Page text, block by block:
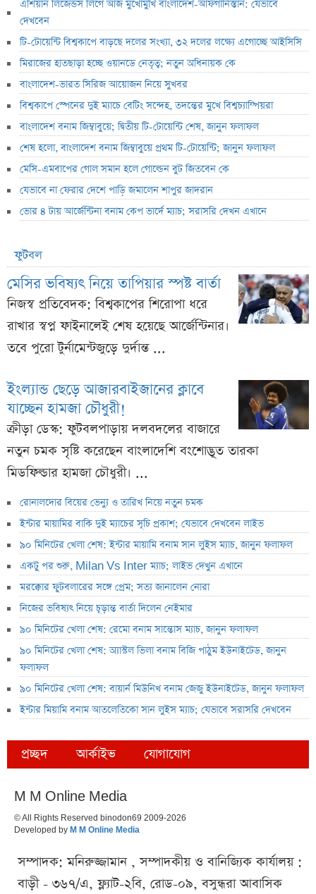
এশিয়ান লিজেন্ডস লিগে আজ মুখোমুখি বাংলাদেশ-আফগানিস্তান: যেভাবে
দেখবেন
টি-টোয়েন্টি বিশ্বকাপে বাড়ছে দলের সংখ্যা, ৩২ দলের লক্ষ্যে এগোচ্ছে আইসিসি
মিরাজের হাতছাড়া হচ্ছে ওয়ানডে নেতৃত্ব; নতুন অধিনায়ক কে
বাংলাদেশ-ভারত সিরিজ আয়োজন নিয়ে সুখবর
বিশ্বকাপে স্পেনের দুই ম্যাচে বেটিং সন্দেহ, তদন্তের মুখে বিশ্বচ্যাম্পিয়রা
বাংলাদেশ বনাম জিম্বাবুয়ে; দ্বিতীয় টি-টোয়েন্টি শেষ, জানুন ফলাফল
শেষ হলো, বাংলাদেশ বনাম জিম্বাবুয়ে প্রথম টি-টোয়েন্টি; জানুন ফলাফল
মেসি-এমবাপের গোল সমান হলে গোল্ডেন বুট জিতবেন কে
যেভাবে না ফেরার দেশে পাড়ি জমালেন শাপুর জাদরান
ভোর ৪ টায় আর্জেন্টিনা বনাম কেপ ভার্দে ম্যাচ; সরাসরি দেখন এখানে
ফুটবল
মেসির ভবিষ্যৎ নিয়ে তাপিয়ার স্পষ্ট বার্তা
নিজস্ব প্রতিবেদক: বিশ্বকাপের শিরোপা ধরে
রাখার স্বপ্ন ফাইনালেই শেষ হয়েছে আর্জেন্টিনার।
তবে পুরো টুর্নামেন্টজুড়ে দুর্দান্ত ...
ইংল্যান্ড ছেড়ে আজারবাইজানের ক্লাবে
যাচ্ছেন হামজা চৌধুরী!
ক্রীড়া ডেস্ক: ফুটবলপাড়ায় দলবদলের বাজারে
নতুন চমক সৃষ্টি করেছেন বাংলাদেশি বংশোদ্ভূত তারকা
মিডফিল্ডার হামজা চৌধুরী। ...
রোনালদোর বিয়ের ভেন্যু ও তারিখ নিয়ে নতুন চমক
ইন্টার মায়ামির বাকি দুই ম্যাচের সূচি প্রকাশ; যেভাবে দেখবেন লাইভ
৯০ মিনিটের খেলা শেষ: ইন্টার মায়ামি বনাম সান লুইস ম্যাচ, জানুন ফলাফল
একটু পর শুরু, Milan Vs Inter ম্যাচ; লাইভ দেখুন এখানে
মরক্কোর ফুটবলারের সঙ্গে প্রেম; সত্য জানালেন নোরা
নিজের ভবিষ্যৎ নিয়ে চূড়ান্ত বার্তা দিলেন নেইমার
৯০ মিনিটের খেলা শেষ: রেমো বনাম সান্তোস ম্যাচ, জানুন ফলাফল
৯০ মিনিটের খেলা শেষ: অ্যাস্টল ভিলা বনাম বিজি পাঠুম ইউনাইটেড, জানুন
ফলাফল
৯০ মিনিটের খেলা শেষ: বায়ার্ন মিউনিখ বনাম জেজু ইউনাইটেড, জানুন ফলাফল
ইন্টার মিয়ামি বনাম আতলেতিকো সান লুইস ম্যাচ; যেভাবে সরাসরি দেখবেন
প্রচ্ছদ আর্কাইভ যোগাযোগ
M M Online Media
© All Rights Reserved binodon69 2009-2026
Developed by M M Online Media
সম্পাদক: মনিরুজ্জামান , সম্পাদকীয় ও বানিজ্যিক কার্যালয় :
বাড়ী - ৩৬৭/এ, ফ্ল্যাট-২বি, রোড-০৯, বসুন্ধরা আবাসিক